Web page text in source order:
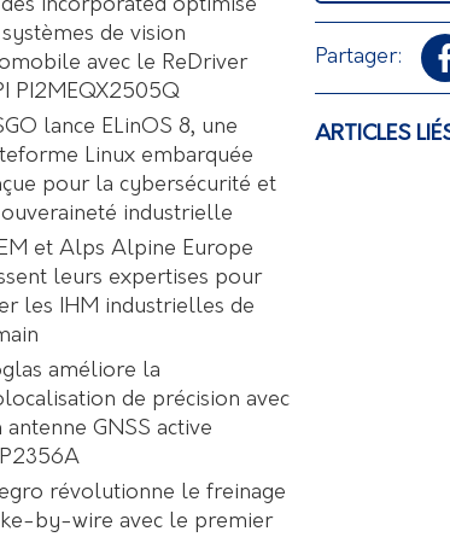
Partager:
ARTICLES
Incorporated optimise
de vision
avec le ReDriver
PI2MEQX2505Q
lance ELinOS 8, une
Linux embarquée
pour la cybersécurité et
industrielle
et Alps Alpine Europe
leurs expertises pour
les IHM industrielles de
améliore la
de précision avec
antenne GNSS active
révolutionne le freinage
by-wire avec le premier